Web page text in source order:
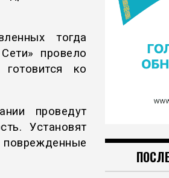
тогда
провело
ко
проведут
Установят
поврежденные